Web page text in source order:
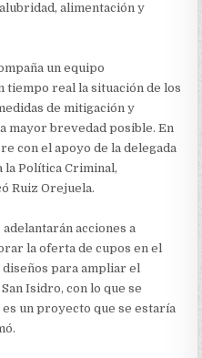
alimentación y
un equipo
real la situación de los
de mitigación y
mayor brevedad posible. En
con el apoyo de la delegada
la Política Criminal,
Ruiz Orejuela.
acciones a
la oferta de cupos en el
diseños para ampliar el
Isidro, con lo que se
un proyecto que se estaría